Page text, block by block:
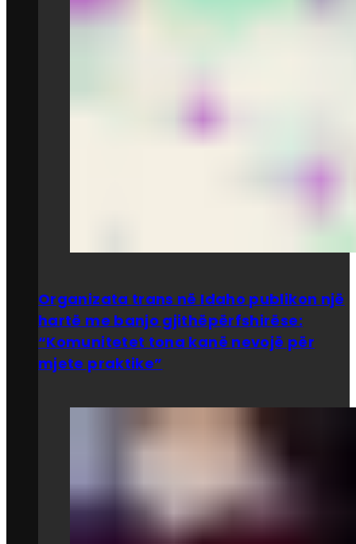
Organizata trans në Idaho publikon një
hartë me banjo gjithëpërfshirëse:
“Komunitetet tona kanë nevojë për
mjete praktike”